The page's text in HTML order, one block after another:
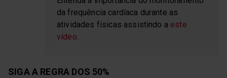
da frequência cardíaca durante as
atividades físicas assistindo a este
vídeo.
SIGA A REGRA DOS 50%